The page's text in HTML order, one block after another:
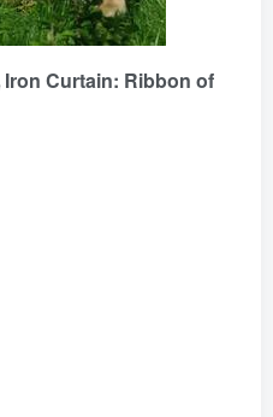
Iron Curtain: Ribbon of